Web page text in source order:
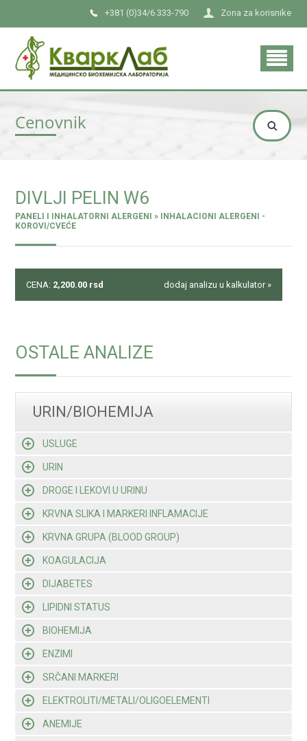
Zona za korisnike
+381 (0)34/6 333-790
Cenovnik
DIVLJI PELIN W6
PANELI I INHALATORNI ALERGENI » INHALACIONI ALERGENI -
KOROVI/CVEĆE
CENA: 2,200.00 rsd dodaj analizu u kalkulator »
OSTALE ANALIZE
URIN/BIOHEMIJA
USLUGE
URIN
DROGE I LEKOVI U URINU
KRVNA SLIKA I MARKERI INFLAMACIJE
KRVNA GRUPA (BLOOD GROUP)
KOAGULACIJA
DIJABETES
LIPIDNI STATUS
BIOHEMIJA
ENZIMI
SRČANI MARKERI
ELEKTROLITI/METALI/OLIGOELEMENTI
ANEMIJE